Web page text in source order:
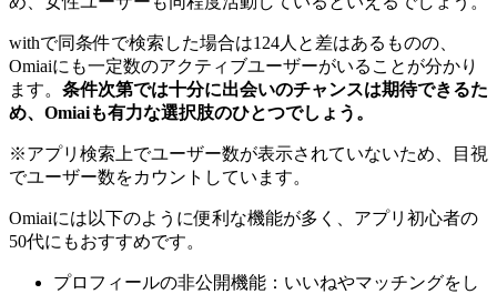
withで同条件で検索した場合は124人と差はあるものの、
Omiaiにも一定数のアクティブユーザーがいることが分かり
ます。 条件次第では十分に出会いのチャンスは期待できるた
め、Omiaiも有力な選択肢のひとつでしょう。
※アプリ検索上でユーザー数が表示されていないため、目視
でユーザー数をカウントしています。
Omiaiには以下のように便利な機能が多く、アプリ初心者の
50代にもおすすめです。
プロフィールの非公開機能：いいねやマッチングをし